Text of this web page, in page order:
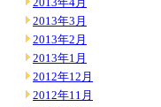
2013年4月
2013年3月
2013年2月
2013年1月
2012年12月
2012年11月